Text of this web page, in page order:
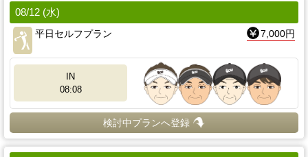
08/12 (水)
平日セルフプラン
7,000円
IN
08:08
検討中プランへ登録